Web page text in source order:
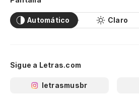
Automático Claro
Sigue a Letras.com
letrasmusbr